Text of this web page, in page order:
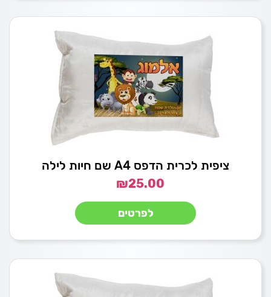
ציפית לכרית הדפס A4 שם חיות לילה
₪25.00
לפרטים